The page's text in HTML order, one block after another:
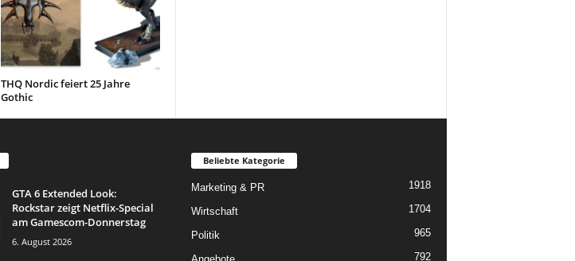
THQ Nordic feiert 25 Jahre
Gothic
GTA 6 Extended Look:
Rockstar zeigt Netflix-Special
am Gamescom-Donnerstag
6. August 2026
Beliebte Kategorie
Marketing & PR 1918
Wirtschaft 1704
Politik 965
792